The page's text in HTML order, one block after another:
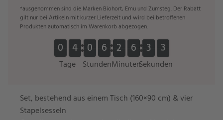
*ausgenommen sind die Marken Biohort, Emu und Zumsteg. Der Rabatt
gilt nur bei Artikeln mit kurzer Lieferzeit und wird bei betroffenen
Produkten automatisch im Warenkorb abgezogen.
Tage
0
0
0
0 4
4
4
4
Stunden
0
0
0
0 6
6
6
6
Minuten
2
2
2
2 6
6
6
6
Sekunden
3
3
3
3 3
4
4
3
Set, bestehend aus einem Tisch (160×90 cm) & vier
Stapelsesseln